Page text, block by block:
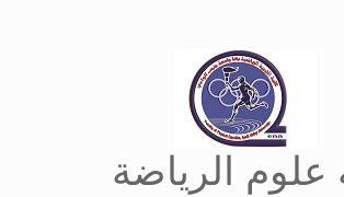
علوم الرياضة